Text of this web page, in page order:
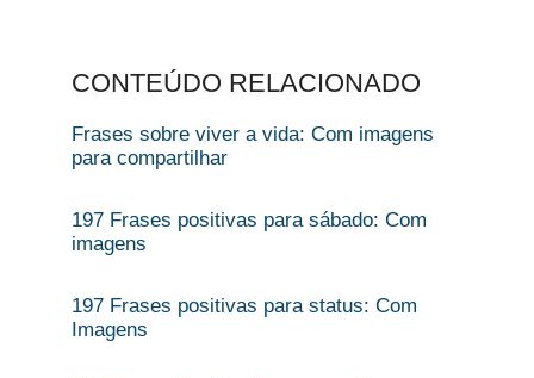
CONTEÚDO RELACIONADO
Frases sobre viver a vida: Com imagens
para compartilhar
197 Frases positivas para sábado: Com
imagens
197 Frases positivas para status: Com
Imagens